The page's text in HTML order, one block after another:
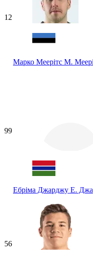
12
Марко Меерітс М.
99
Ебріма Джарджу Е.
56